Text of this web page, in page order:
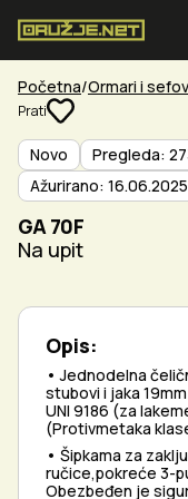
Početna Ormari i
Prati
Novo Pregleda:
Ažurirano: 16.06.2025
GA 70F
Na upit
Opis:
• Jednodelna
stubovi i jaka
UNI 9186 (za
(Protivmetaka
• Šipkama za
ručice,pokreće 3-
Obezbeđen je